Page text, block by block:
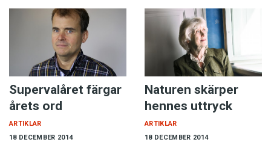
Supervalåret färgar
årets ord
18 DECEMBER 2014
ARTIKLAR
Naturen skärper
hennes uttryck
18 DECEMBER 2014
ARTIKLAR